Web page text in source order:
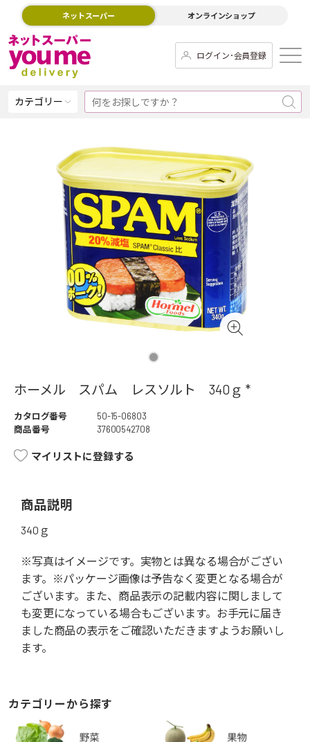
ネットスーパー オンラインショップ
ログイン･会員登録
カテゴリー
ホーメル スパム レスソルト 340ｇ *
カタログ番号
50-15-06803
商品番号
37600542708
マイリストに登録する
商品説明
340ｇ
※写真はイメージです。実物とは異なる場合がござい
ます。※パッケージ画像は予告なく変更となる場合が
ございます。また、商品表示の記載内容に関しまして
も変更になっている場合もございます。お手元に届き
ました商品の表示をご確認いただきますようお願いし
ます。
カテゴリーから探す